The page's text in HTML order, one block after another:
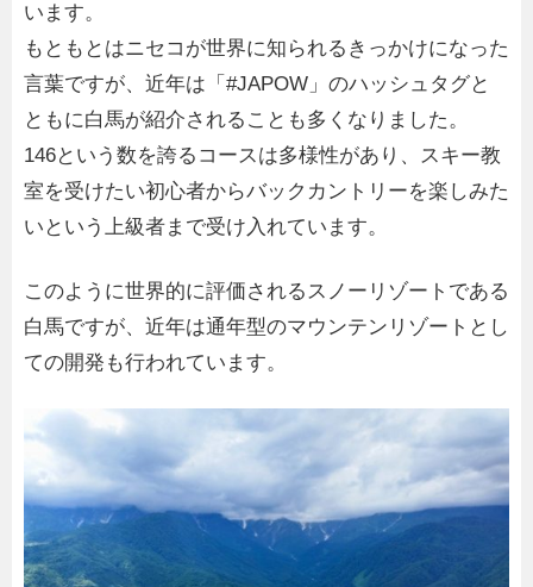
います。
もともとはニセコが世界に知られるきっかけになった
言葉ですが、近年は「#JAPOW」のハッシュタグと
ともに白馬が紹介されることも多くなりました。
146という数を誇るコースは多様性があり、スキー教
室を受けたい初心者からバックカントリーを楽しみた
いという上級者まで受け入れています。
このように世界的に評価されるスノーリゾートである
白馬ですが、近年は通年型のマウンテンリゾートとし
ての開発も行われています。